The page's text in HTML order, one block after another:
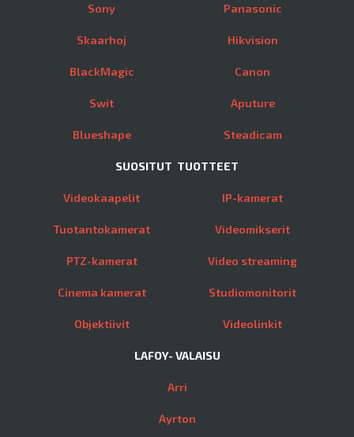
Sony
Skaarhoj
BlackMagic
Swit
Blueshape
Panasonic
Hikvision
Canon
Aputure
Steadicam
SUOSITUT TUOTTEET
Videokaapelit
Tuotantokamerat
PTZ-kamerat
Cinema kamerat
Objektiivit
IP-kamerat
Videomikserit
Video streaming
Studiomonitorit
Videolinkit
LAFOY- VALAISU
Arri
Ayrton